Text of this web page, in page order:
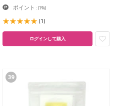
ポイント :(1%)
(1)
ログインして購入
39